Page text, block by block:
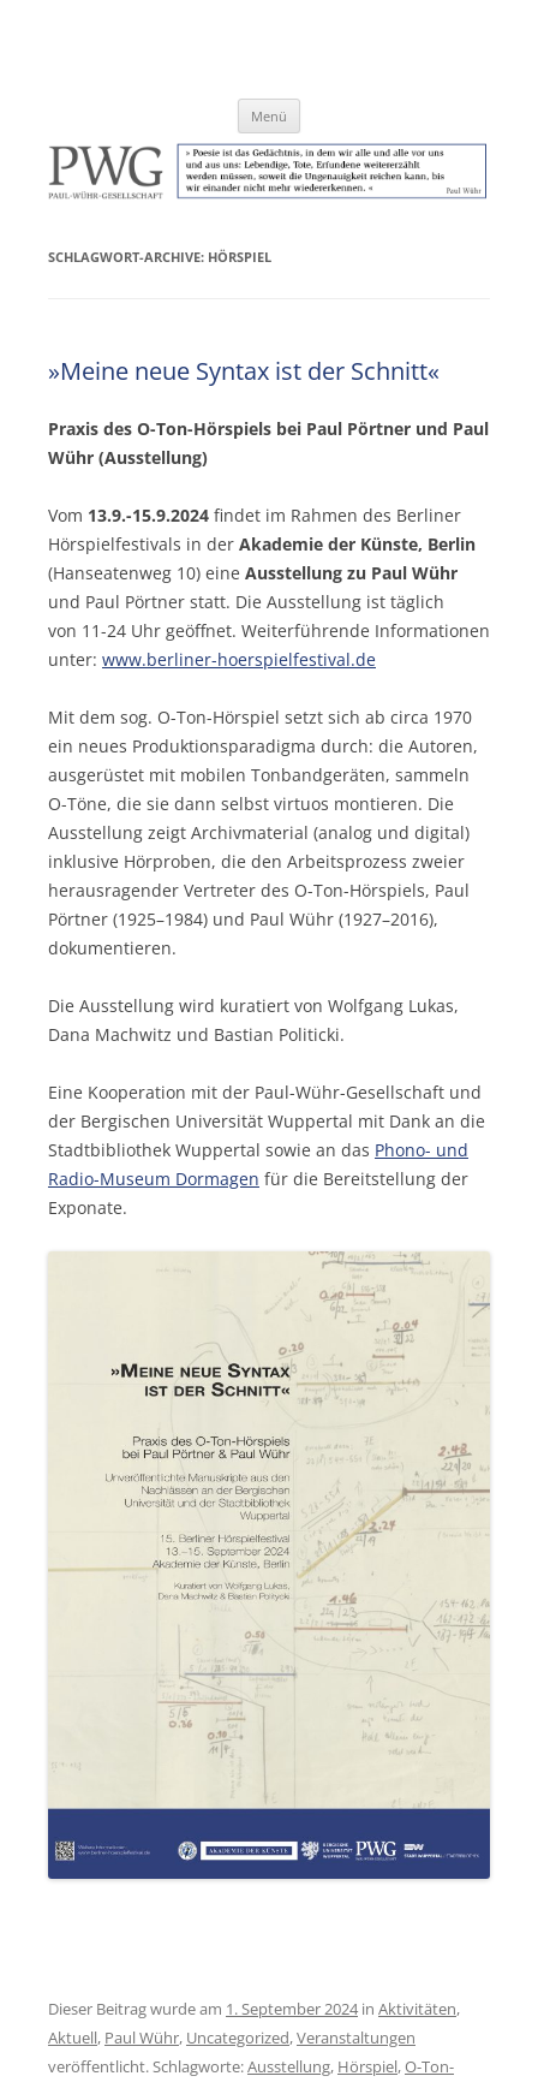
Menü
SCHLAGWORT-ARCHIVE: HÖRSPIEL
»Meine neue Syntax ist der Schnitt«
Praxis des O-Ton-Hörspiels bei Paul Pörtner und Paul
Wühr (Ausstellung)
Vom 13.9.-15.9.2024findet im Rahmen des Berliner
Hörspielfestivals in der Akademie der Künste, Berlin
(Hanseatenweg 10) eine Ausstellung zu Paul Wühr
und Paul Pörtner statt. Die Ausstellung ist täglich
von 11-24 Uhr geöffnet. Weiterführende Informationen
unter: www.berliner-hoerspielfestival.de
Mit dem sog. O-Ton-Hörspiel setzt sich ab circa 1970
ein neues Produktionsparadigma durch: die Autoren,
ausgerüstet mit mobilen Tonbandgeräten, sammeln
O-Töne, die sie dann selbst virtuos montieren. Die
Ausstellung zeigt Archivmaterial (analog und digital)
inklusive Hörproben, die den Arbeitsprozess zweier
herausragender Vertreter des O-Ton-Hörspiels, Paul
Pörtner (1925–1984) und Paul Wühr (1927–2016),
dokumentieren.
Die Ausstellung wird kuratiert von Wolfgang Lukas,
Dana Machwitz und Bastian Politicki.
Eine Kooperation mit der Paul-Wühr-Gesellschaft und
der Bergischen Universität Wuppertal mit Dank an die
Stadtbibliothek Wuppertal sowie an das Phono- und
Radio-Museum Dormagen für die Bereitstellung der
Exponate.
Dieser Beitrag wurde am 1. September 2024in Aktivitäten,
Aktuell, Paul Wühr, Uncategorized,Veranstaltungen
veröffentlicht. Schlagworte:Ausstellung, Hörspiel,O-Ton-